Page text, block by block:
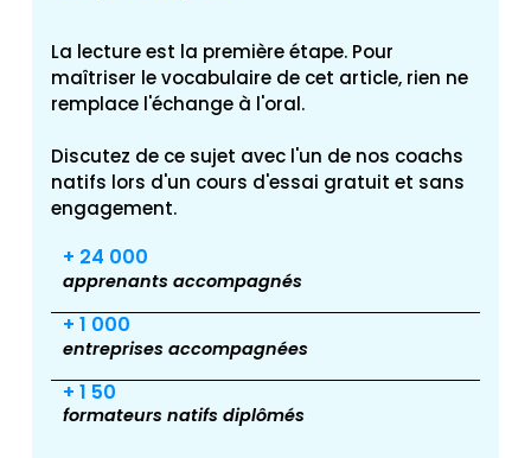
La lecture est la première étape. Pour
maîtriser le vocabulaire de cet article, rien ne
remplace l'échange à l'oral.
Discutez de ce sujet avec l'un de nos coachs
natifs lors d'un cours d'essai gratuit et sans
engagement.
+ 24 000
apprenants accompagnés
+ 1 000
entreprises accompagnées
+ 1 50
formateurs natifs diplômés